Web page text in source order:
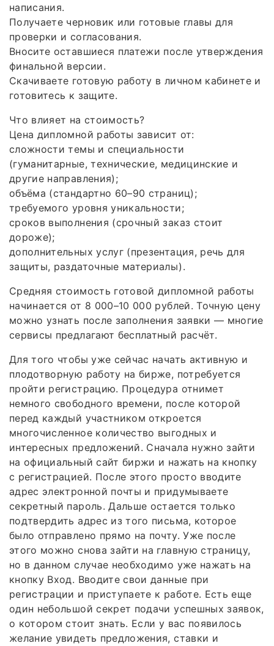
написания.
Получаете черновик или готовые главы для
проверки и согласования.
Вносите оставшиеся платежи после утверждения
финальной версии.
Скачиваете готовую работу в личном кабинете и
готовитесь к защите.
Что влияет на стоимость?
Цена дипломной работы зависит от:
сложности темы и специальности
(гуманитарные, технические, медицинские и
другие направления);
объёма (стандартно 60–90 страниц);
требуемого уровня уникальности;
сроков выполнения (срочный заказ стоит
дороже);
дополнительных услуг (презентация, речь для
защиты, раздаточные материалы).
Средняя стоимость готовой дипломной работы
начинается от 8 000–10 000 рублей. Точную цену
можно узнать после заполнения заявки — многие
сервисы предлагают бесплатный расчёт.
Для того чтобы уже сейчас начать активную и
плодотворную работу на бирже, потребуется
пройти регистрацию. Процедура отнимет
немного свободного времени, после которой
перед каждый участником откроется
многочисленное количество выгодных и
интересных предложений. Сначала нужно зайти
на официальный сайт биржи и нажать на кнопку
с регистрацией. После этого просто вводите
адрес электронной почты и придумываете
секретный пароль. Дальше остается только
подтвердить адрес из того письма, которое
было отправлено прямо на почту. Уже после
этого можно снова зайти на главную страницу,
но в данном случае необходимо уже нажать на
кнопку Вход. Вводите свои данные при
регистрации и приступаете к работе. Есть еще
один небольшой секрет подачи успешных заявок,
о котором стоит знать. Если у вас появилось
желание увидеть предложения, ставки и